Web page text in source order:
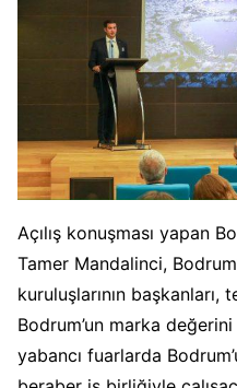
Açılış konuşması yapan
Tamer Mandalinci,
kuruluşlarının
Bodrum’un marka
yabancı fuarlarda